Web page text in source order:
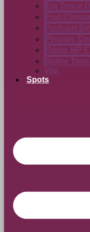
Ela Tem o
Pod
Podcast
Procon,
Rádio MP
Sobre Tons
Vox
Spots